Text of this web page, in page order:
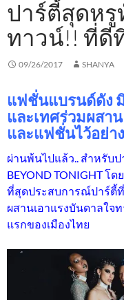
ปาร์ตี้สุดหรู
ทาวน์!! ที่ดี
09/26/2017 SHANYA
แฟชั่นแบรนด์ดัง
และเทศร่วมผสา
และแฟชั่นไว้อย่า
ผ่านพ้นไปแล้ว.. สำหรับ
BEYOND TONIGHT โดย
ที่สุดประสบการณ์ปาร์ตี้
ผสานเอาแรงบันดาลใจ
แรกของเมืองไทย